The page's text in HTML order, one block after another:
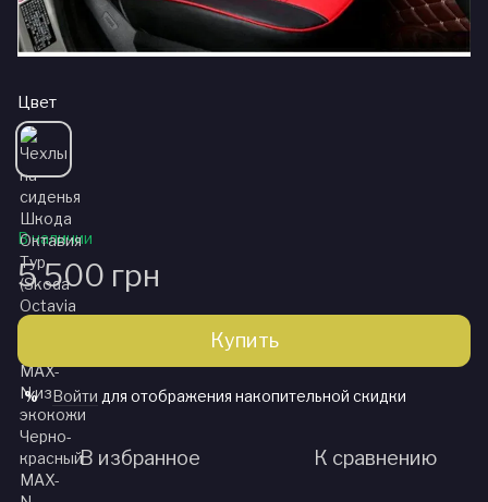
Цвет
В наличии
5 500 грн
Купить
% Войти для отображения накопительной скидки
В избранное К сравнению